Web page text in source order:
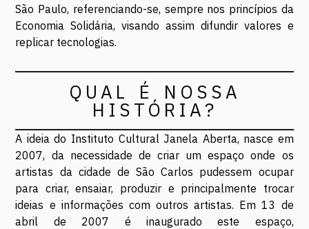
São Paulo, referenciando-se, sempre nos princípios da
Economia Solidária, visando assim difundir valores e
replicar tecnologias.
QUAL É NOSSA
HISTÓRIA?
A ideia do Instituto Cultural Janela Aberta, nasce em
2007, da necessidade de criar um espaço onde os
artistas da cidade de São Carlos pudessem ocupar
para criar, ensaiar, produzir e principalmente trocar
ideias e informações com outros artistas. Em 13 de
abril de 2007 é inaugurado este espaço,